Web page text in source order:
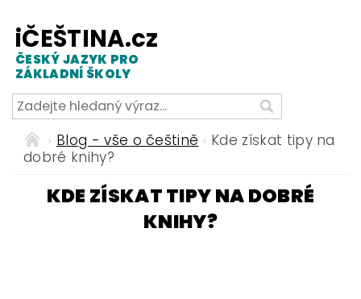
iČEŠTINA.cz
ČESKÝ JAZYK PRO
ZÁKLADNÍ ŠKOLY
Blog - vše o češtině
Kde získat tipy na
dobré knihy?
KDE ZÍSKAT TIPY NA DOBRÉ
KNIHY?